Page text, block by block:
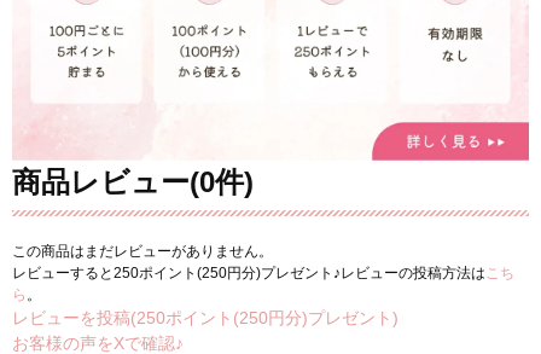
商品レビュー(0件)
この商品はまだレビューがありません。
レビューすると250ポイント(250円分)プレゼント♪レビューの投稿方法は こち
ら 。
レビューを投稿(250ポイント(250円分)プレゼント)
お客様の声をXで確認♪